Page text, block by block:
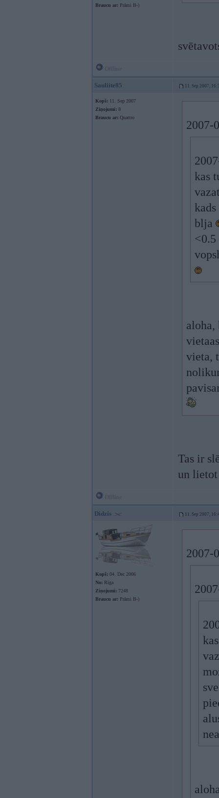
Braucu ar: Prāmi B-)
Sauliite85 11. Sep 2007,
Kopš: 11. Sep 2007
Ziņojumi: 8
Braucu ar: Quattro
2007-
kas
blja
aloha,
vieta,
Tas ir
un
Didzis 11. Sep 2007,
Kopš: 04. Dec 2006
No: Rīga
Ziņojumi: 7248
Braucu ar: Prāmi B-)
2007-